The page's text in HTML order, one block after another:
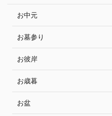
お中元
お墓参り
お彼岸
お歳暮
お盆